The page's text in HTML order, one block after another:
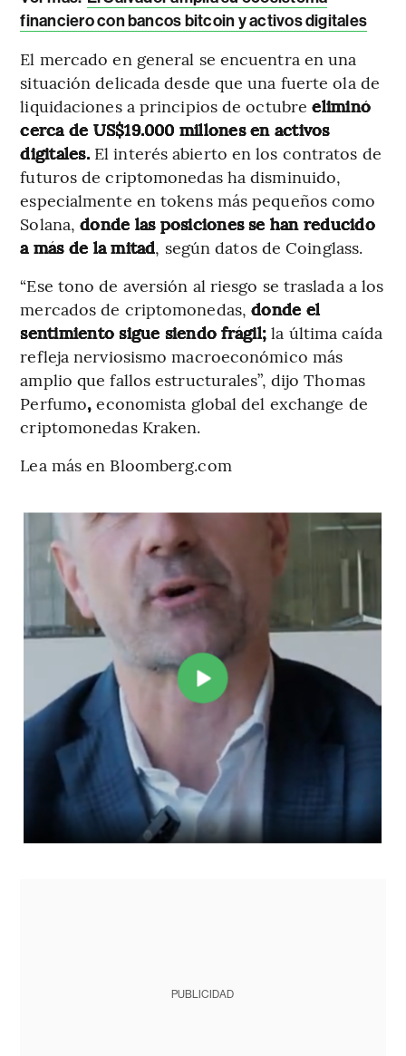
financiero con bancos bitcoin y activos digitales
El mercado en general se encuentra en una
situación delicada desde que una fuerte ola de
liquidaciones a principios de octubre eliminó
cerca de US$19.000 millones en activos
digitales. El interés abierto en los contratos de
futuros de criptomonedas ha disminuido,
especialmente en tokens más pequeños como
Solana,donde las posiciones se han reducido
a más de la mitad, según datos de Coinglass.
“Ese tono de aversión al riesgo se traslada a los
mercados de criptomonedas,donde el
sentimiento sigue siendo frágil;la última caída
refleja nerviosismo macroeconómico más
amplio que fallos estructurales”, dijo Thomas
Perfumo, economista global del exchange de
criptomonedas Kraken.
Lea más en Bloomberg.com
PUBLICIDAD